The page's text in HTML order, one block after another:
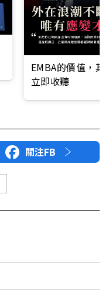
EMBA的價值，
立即收聽
關注FB